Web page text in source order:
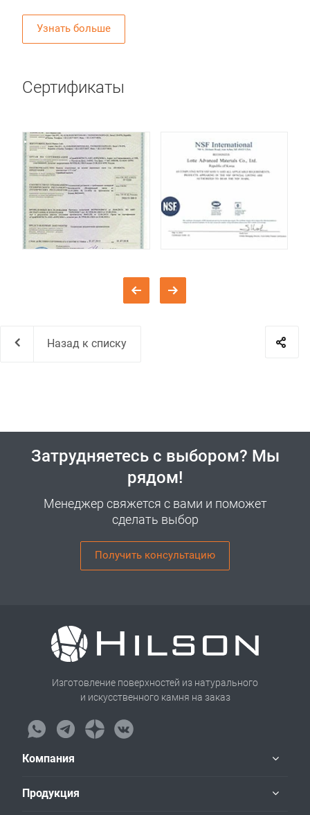
Узнать больше
Сертификаты
Назад к списку
Затрудняетесь с выбором? Мы
рядом!
Менеджер свяжется с вами и поможет
сделать выбор
Получить консультацию
Изготовление поверхностей из натурального
и искусственного камня на заказ
Компания
Продукция